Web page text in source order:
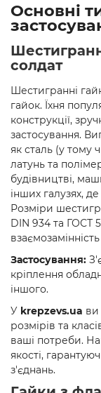
Основні
солдат
Шестигранні
гайок. Їхня
конструкції,
застосування.
як сталь (у тому
латунь та
будівництві,
інших галузях,
Розміри
DIN 934 та ГОСТ
Застосування:
кріплення
іншого.
У krepzevs.ua ви
розмірів та
ваші потреби.
якості,
з'єднань.